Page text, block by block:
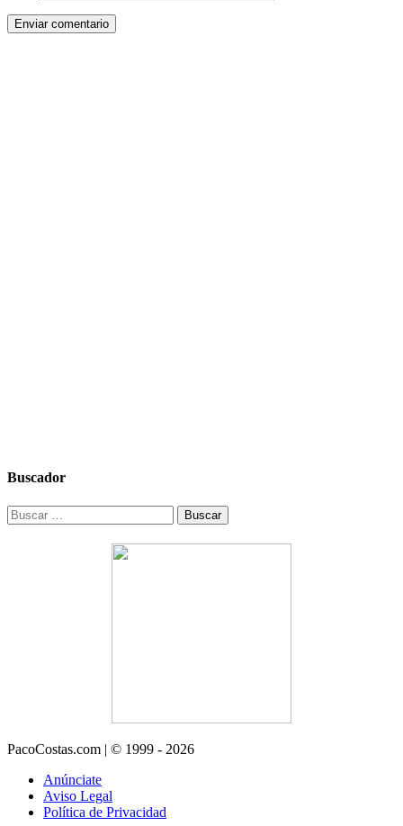
Buscador
Buscar:
PacoCostas.com | © 1999 - 2026
Anúnciate
Aviso Legal
Política de Privacidad